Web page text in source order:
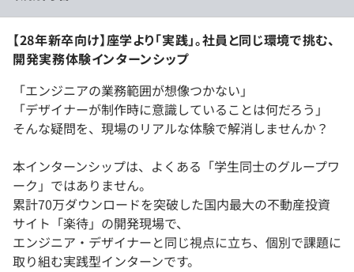
【28年新卒向け】座学より「実践」。社員と同じ環境で挑む、
開発実務体験インターンシップ
「エンジニアの業務範囲が想像つかない」
「デザイナーが制作時に意識していることは何だろう」
そんな疑問を、現場のリアルな体験で解消しませんか？
本インターンシップは、よくある「学生同士のグループワ
ーク」ではありません。
累計70万ダウンロードを突破した国内最大の不動産投資
サイト「楽待」の開発現場で、
エンジニア・デザイナーと同じ視点に立ち、個別で課題に
取り組む実践型インターンです。